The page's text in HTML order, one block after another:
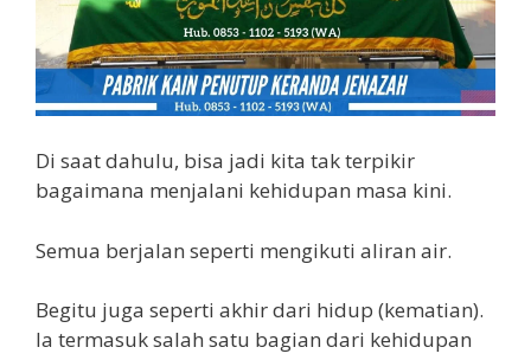
Di saat dahulu, bisa jadi kita tak terpikir
bagaimana menjalani kehidupan masa kini.
Semua berjalan seperti mengikuti aliran air.
Begitu juga seperti akhir dari hidup (kematian).
Ia termasuk salah satu bagian dari kehidupan